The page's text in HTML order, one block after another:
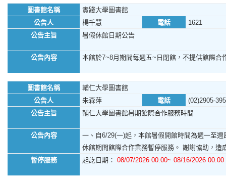
圖書館名稱
實踐大學圖書館
公告人
楊千慧 電話
1621
公告主旨
暑假休館日期公告
公告內容 本館於7~8月期間每週五~日閉館，不提供館際
圖書館名稱
輔仁大學圖書館
公告人
朱森萍 電話
(02)2905-
公告主旨
輔仁大學圖書館暑期館際合作服務時間
公告內容
一、自6/29(一)起，本館暑假開館時間為週一至
休館期間館際合作業務暫停服務。 謝謝協助，造
暫停服務
起訖日期： 08/07/2026 00:00~ 08/16/2026 00:00